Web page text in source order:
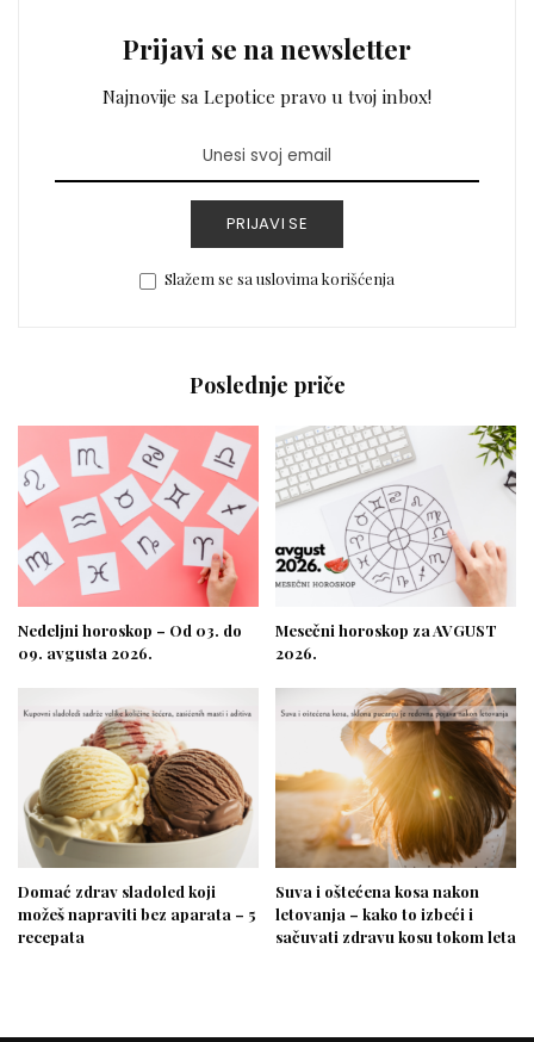
Prijavi se na newsletter
Najnovije sa Lepotice pravo u tvoj inbox!
PRIJAVI SE
Slažem se sa uslovima korišćenja
Poslednje priče
Nedeljni horoskop – Od 03. do
09. avgusta 2026.
Mesečni horoskop za AVGUST
2026.
Domać zdrav sladoled koji
možeš napraviti bez aparata – 5
recepata
Suva i oštećena kosa nakon
letovanja – kako to izbeći i
sačuvati zdravu kosu tokom leta